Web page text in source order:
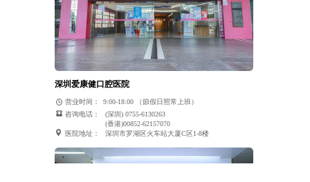
深圳爱康健口腔医院
营业时间：
9:00-18:00 （節假日照常上班）
咨询电话：
(深圳) 0755-6130263
(香港)00852-62157070
医院地址：
深圳市罗湖区火车站大厦C区1-8楼